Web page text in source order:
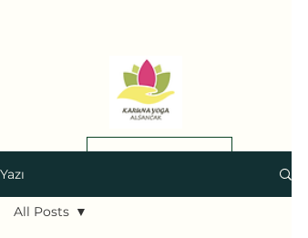
0(545)5318775
Yazı
All Posts